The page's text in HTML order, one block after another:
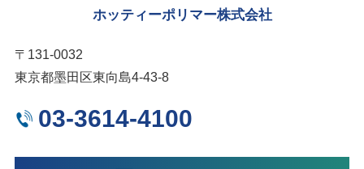
ホッティーポリマー株式会社
〒131-0032
東京都墨田区東向島4-43-8
03-3614-4100